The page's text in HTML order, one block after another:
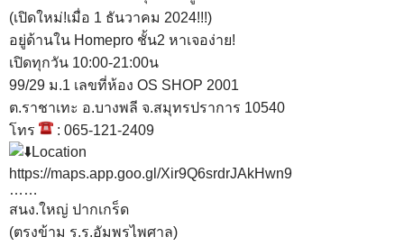
(เปิดใหม่!เมื่อ 1 ธันวาคม 2024!!!)
อยู่ด้านใน Homepro ชั้น2 หาเจอง่าย!
เปิดทุกวัน 10:00-21:00น
99/29 ม.1 เลขที่ห้อง OS SHOP 2001
ต.ราชาเทะ อ.บางพลี จ.สมุทรปราการ 10540
โทร
: 065-121-2409
Location
https://maps.app.goo.gl/Xir9Q6srdrJAkHwn9
……
สนง.ใหญ่ ปากเกร็ด
(ตรงข้าม ร.ร.อัมพรไพศาล)